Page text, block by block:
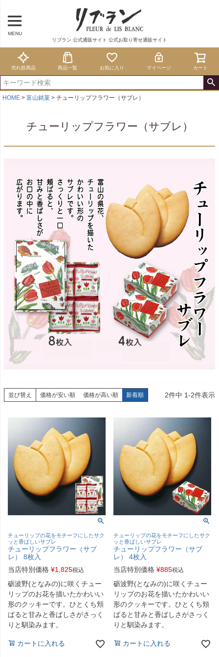
MENU
リブラン 公式通販サイト 公式お取り寄せ通販サイト
売れ筋商品 商品一覧 お気に入り マイページ カート
HOME 富山銘菓 チューリップフラワー（サブレ）
チューリップフラワー（サブレ）
並び替え 価格が安い順 価格が高い順 新着順 2件中 1-2件表示
チューリップの花をモチーフにしたサク
ッと香ばしいサブレ
チューリップフラワー（サブ
レ） 8枚入
当店特別価格 ¥1,825税込
砺波野(となみの)に咲くチュー
リップのお花を描いたかわいい
形のクッキーです。ひとくち頬
ばると甘みと香ばしさがさっく
りと馴染みます。
カートに入れる
チューリップの花をモチーフにしたサク
ッと香ばしいサブレ
チューリップフラワー（サブ
レ） 4枚入
当店特別価格 ¥885税込
砺波野(となみの)に咲くチュー
リップのお花を描いたかわいい
形のクッキーです。ひとくち頬
ばると甘みと香ばしさがさっく
りと馴染みます。
カートに入れる